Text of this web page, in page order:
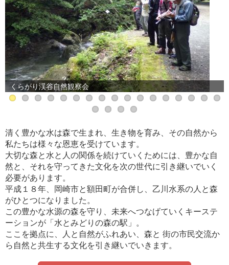
くらがり渓谷自然観察会
清く豊かな水は森で生まれ、生き物を育み、その自然から
私たちは様々な恩恵を受けています。
大切な森と水と人の関係を続けていくためには、豊かな自
然と、それを守ってきた文化を次の世代に引き継いでいく
必要があります。
平成１８年、岡崎市と額田町が合併し、乙川水系の人と森
がひとつになりました。
この豊かな水源の森を守り、未来へつなげていくキーステ
ーションが「水とみどりの森の駅」。
ここを拠点に、人と自然がふれあい、森と 街の市民交流か
ら自然と共生する文化を引き継いでいきます。